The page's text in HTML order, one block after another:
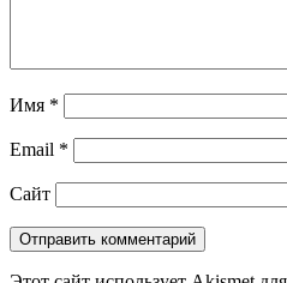
Имя *
Email *
Сайт